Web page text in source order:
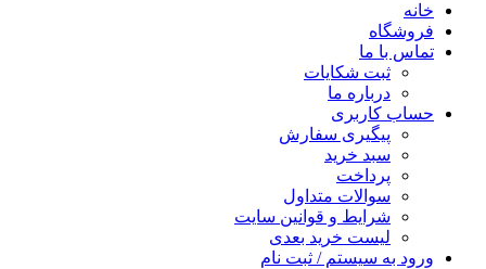
خانه
فروشگاه
تماس با ما
ثبت شکایات
درباره ما
حساب کاربری
پیگیری سفارش
سبد خرید
پرداخت
سوالات متداول
شرایط و قوانین سایت
لیست خرید بعدی
ورود به سیستم / ثبت نام